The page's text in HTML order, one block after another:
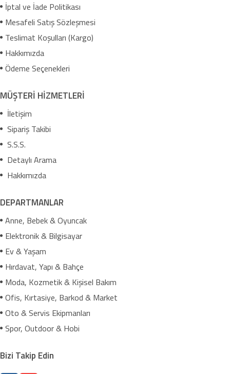
İptal ve İade Politikası
Mesafeli Satış Sözleşmesi
Teslimat Koşulları (Kargo)
Hakkımızda
Ödeme Seçenekleri
MÜŞTERİ HİZMETLERİ
İletişim
Sipariş Takibi
S.S.S.
Detaylı Arama
Hakkımızda
DEPARTMANLAR
Anne, Bebek & Oyuncak
Elektronik & Bilgisayar
Ev & Yaşam
Hırdavat, Yapı & Bahçe
Moda, Kozmetik & Kişisel Bakım
Ofis, Kırtasiye, Barkod & Market
Oto & Servis Ekipmanları
Spor, Outdoor & Hobi
Bizi Takip Edin